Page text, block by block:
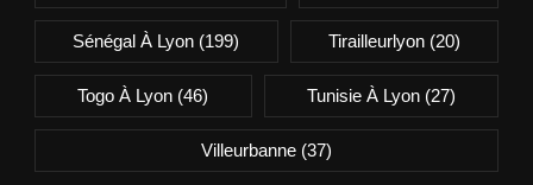
Sénégal À Lyon (199) Tirailleurlyon(20)
Togo À Lyon (46) Tunisie À Lyon(27)
Villeurbanne(37)